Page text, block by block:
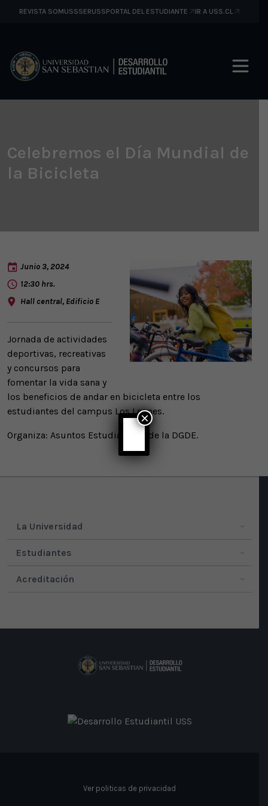
REVISTA SOMUSSSERUSSPORTAL DEL ESTUDIANTE IR A USS.CL
Celebremos el Día Mundial de
la Bicicleta
Junio 3, 2024
12:30 hrs.
Hall central, Edificio E
Jornada de actividades
deportivas, recreativas
y concursos para
fomentar la vida sana y
los beneficios de andar en bicicleta entre los
estudiantes del campus Los Leones.
Organiza: Asuntos Estudiantiles de la DGDE.
La Universidad
Estudiantes
Acreditación
Ver politicas de privacidad
×